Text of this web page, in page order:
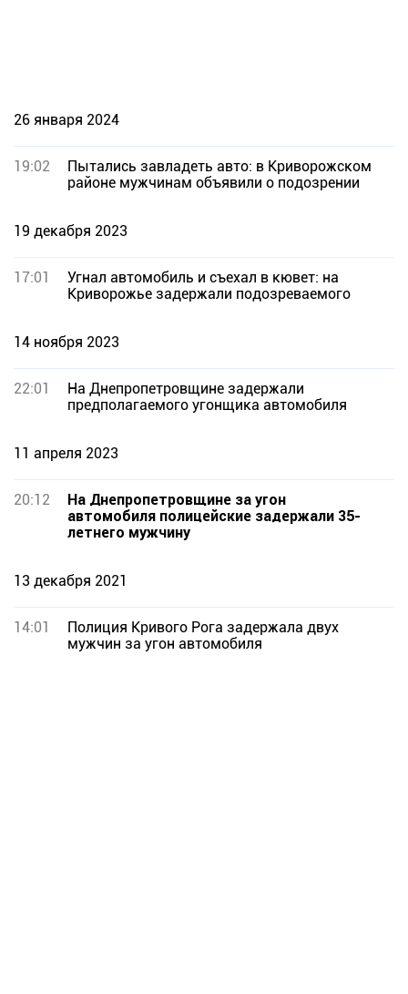
26 января 2024
19:02
Пытались завладеть авто: в Криворожском
районе мужчинам объявили о подозрении
19 декабря 2023
17:01
Угнал автомобиль и съехал в кювет: на
Криворожье задержали подозреваемого
14 ноября 2023
22:01
На Днепропетровщине задержали
предполагаемого угонщика автомобиля
11 апреля 2023
20:12
На Днепропетровщине за угон
автомобиля полицейские задержали 35-
летнего мужчину
13 декабря 2021
14:01
Полиция Кривого Рога задержала двух
мужчин за угон автомобиля